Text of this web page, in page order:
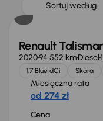
Sortuj według
Renault
202094 552 kmDiesel
1.7 Blue dCi Skóra
Miesięczna rata
od 274 zł
Cena